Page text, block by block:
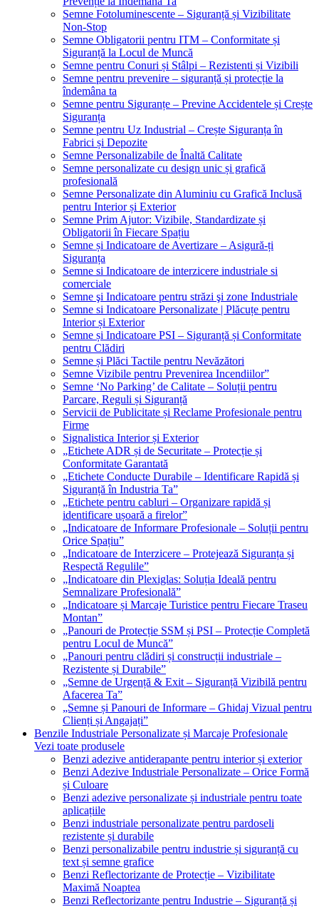
Semne Fotoluminescente – Siguranță și Vizibilitate
Non-Stop
Semne Obligatorii pentru ITM – Conformitate și
Siguranță la Locul de Muncă
Semne pentru Conuri și Stâlpi – Rezistenti și Vizibili
Semne pentru prevenire – siguranță și protecție la
îndemâna ta
Semne pentru Siguranțe – Previne Accidentele și Crește
Siguranța
Semne pentru Uz Industrial – Crește Siguranța în
Fabrici și Depozite
Semne Personalizabile de Înaltă Calitate
Semne personalizate cu design unic și grafică
profesională
Semne Personalizate din Aluminiu cu Grafică Inclusă
pentru Interior și Exterior
Semne Prim Ajutor: Vizibile, Standardizate și
Obligatorii în Fiecare Spațiu
Semne și Indicatoare de Avertizare – Asigură-ți
Siguranța
Semne si Indicatoare de interzicere industriale si
comerciale
Semne şi Indicatoare pentru străzi şi zone Industriale
Semne si Indicatoare Personalizate | Plăcuțe pentru
Interior și Exterior
Semne și Indicatoare PSI – Siguranță și Conformitate
pentru Clădiri
Semne și Plăci Tactile pentru Nevăzători
Semne Vizibile pentru Prevenirea Incendiilor”
Semne ‘No Parking’ de Calitate – Soluții pentru
Parcare, Reguli și Siguranță
Servicii de Publicitate și Reclame Profesionale pentru
Firme
Signalistica Interior și Exterior
„Etichete ADR și de Securitate – Protecție și
Conformitate Garantată
„Etichete Conducte Durabile – Identificare Rapidă și
Siguranță în Industria Ta”
„Etichete pentru cabluri – Organizare rapidă și
identificare ușoară a firelor”
„Indicatoare de Informare Profesionale – Soluții pentru
Orice Spațiu”
„Indicatoare de Interzicere – Protejează Siguranța și
Respectă Regulile”
„Indicatoare din Plexiglas: Soluția Ideală pentru
Semnalizare Profesională”
„Indicatoare și Marcaje Turistice pentru Fiecare Traseu
Montan”
„Panouri de Protecție SSM și PSI – Protecție Completă
pentru Locul de Muncă”
„Panouri pentru clădiri și construcții industriale –
Rezistente și Durabile”
„Semne de Urgență & Exit – Siguranță Vizibilă pentru
Afacerea Ta”
„Semne și Panouri de Informare – Ghidaj Vizual pentru
Clienți și Angajați”
Benzile Industriale Personalizate și Marcaje Profesionale
Vezi toate produsele
Benzi adezive antiderapante pentru interior și exterior
Benzi Adezive Industriale Personalizate – Orice Formă
și Culoare
Benzi adezive personalizate și industriale pentru toate
aplicațiile
Benzi industriale personalizate pentru pardoseli
rezistente și durabile
Benzi personalizabile pentru industrie și siguranță cu
text și semne grafice
Benzi Reflectorizante de Protecție – Vizibilitate
Maximă Noaptea
Benzi Reflectorizante pentru Industrie – Siguranță și